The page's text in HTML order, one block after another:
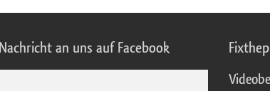
Nachricht an uns auf Facebook